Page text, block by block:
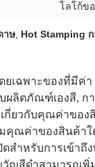
โลโก้ข
าษ, Hot Stamping
เฉพาะของที่มีค่า
ผลิตภัณฑ์เองสี, ก
กี่ยวกับคุณค่าของ
คุณค่าของสินค้าใ
าหรับการเข้าถึง